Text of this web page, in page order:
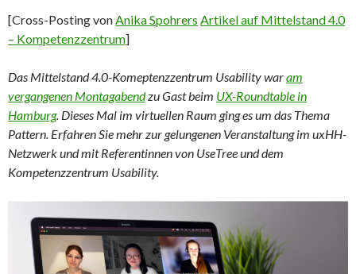
[Cross-Posting vonAnika Spohrers Artikel auf Mittelstand 4.0
– Kompetenzzentrum]
Das Mittelstand 4.0-Komeptenzzentrum Usability waram
vergangenen Montagabendzu Gast beim UX-Roundtable in
Hamburg. Dieses Mal im virtuellen Raum ging es um das Thema
Pattern. Erfahren Sie mehr zur gelungenen Veranstaltung im uxHH-
Netzwerk und mit Referentinnen von UseTree und dem
Kompetenzzentrum Usability.